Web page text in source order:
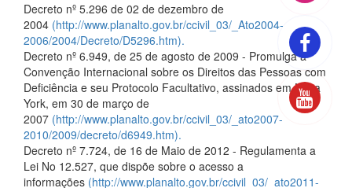
Decreto nº 5.296 de 02 de dezembro de
2004 (http://www.planalto.gov.br/ccivil_03/_Ato2004-
2006/2004/Decreto/D5296.htm).
Decreto nº 6.949, de 25 de agosto de 2009 - Promulga a
Convenção Internacional sobre os Direitos das Pessoas com
Deficiência e seu Protocolo Facultativo, assinados em Nova
York, em 30 de março de
2007 (http://www.planalto.gov.br/ccivil_03/_ato2007-
2010/2009/decreto/d6949.htm).
Decreto nº 7.724, de 16 de Maio de 2012 - Regulamenta a
Lei No 12.527, que dispõe sobre o acesso a
informações (http://www.planalto.gov.br/ccivil_03/_ato2011-